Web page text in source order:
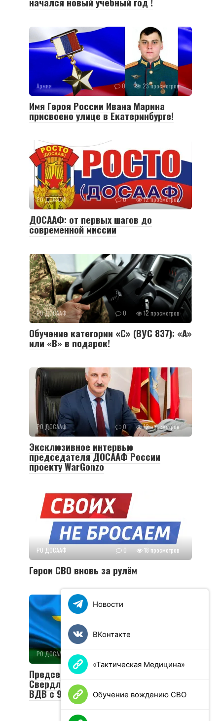
Армия 0 23 просмотров
Имя Героя России Ивана Марина
присвоено улице в Екатеринбурге!
РО ДОСААФ 0 12 просмотров
ДОСААФ: от первых шагов до
современной миссии
РО ДОСААФ 0 12 просмотров
Обучение категории «С» (ВУС 837): «А»
или «B» в подарок!
РО ДОСААФ 0 12 просмотров
Эксклюзивное интервью
председателя ДОСААФ России
проекту WarGonzo
РО ДОСААФ 0 18 просмотров
Герои СВО вновь за рулём
РО ДОСААФ
Председатель РО ДОСААФ
Свердловской области поздравляет
ВДВ с 95-летним юбилеем!
Новости
ВКонтакте
«Тактическая Медицина»
Обучение вождению СВО